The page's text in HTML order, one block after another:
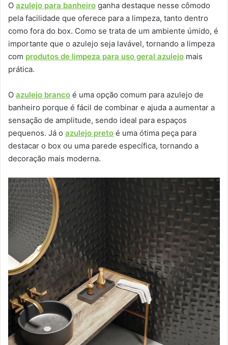
O azulejo para banheiro ganha destaque nesse cômodo
pela facilidade que oferece para a limpeza, tanto dentro
como fora do box. Como se trata de um ambiente úmido, é
importante que o azulejo seja lavável, tornando a limpeza
com produtos de limpeza para uso geral azulejo mais
prática.
O azulejo branco é uma opção comum para azulejo de
banheiro porque é fácil de combinar e ajuda a aumentar a
sensação de amplitude, sendo ideal para espaços
pequenos. Já o azulejo preto é uma ótima peça para
destacar o box ou uma parede específica, tornando a
decoração mais moderna.